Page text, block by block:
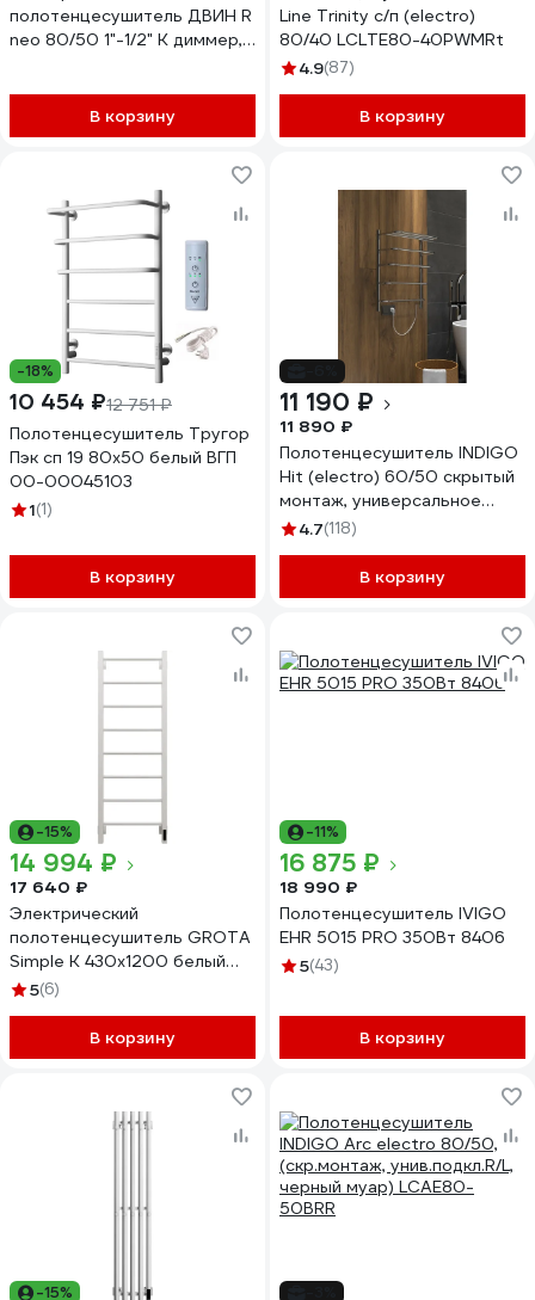
полотенцесушитель ДВИН R
neo 80/50 1"-1/2" К диммер,
В корзину
Line Trinity с/п (electro)
80/40 LСLTE80-40PWMRt
4.9(87)
В корзину
-18%
10 454 ₽12 751 ₽
Полотенцесушитель Тругор
Пэк сп 19 80x50 белый ВГП
00-00045103
1(1)
В корзину
11 190 ₽
11 890 ₽
Полотенцесушитель INDIGO
Hit (electro) 60/50 скрытый
монтаж, универсальное
подключение R/L
4.7(118)
В корзину
-15%
14 994 ₽
17 640 ₽
Электрический
полотенцесушитель GROTA
Simple K 430x1200 белый
Simple K 430х1200 RAL9016
5(6)
В корзину
-11%
16 875 ₽
18 990 ₽
Полотенцесушитель IVIGO
EHR 5015 PRO 350Вт 8406
5(43)
В корзину
-15%